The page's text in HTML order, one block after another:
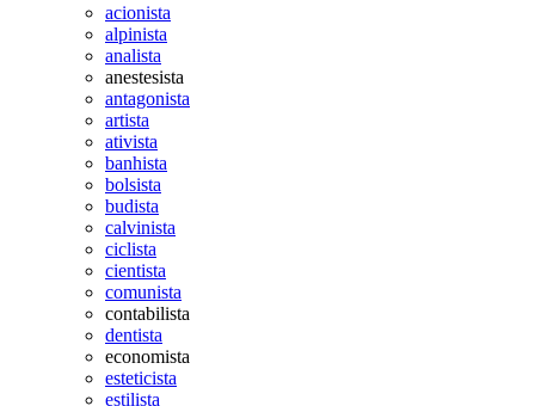
acionista
alpinista
analista
anestesista
antagonista
artista
ativista
banhista
bolsista
budista
calvinista
ciclista
cientista
comunista
contabilista
dentista
economista
esteticista
estilista